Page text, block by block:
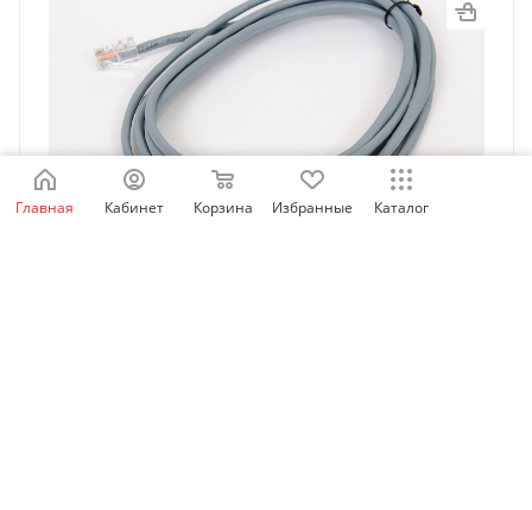
Главная Кабинет Корзина Избранные Каталог